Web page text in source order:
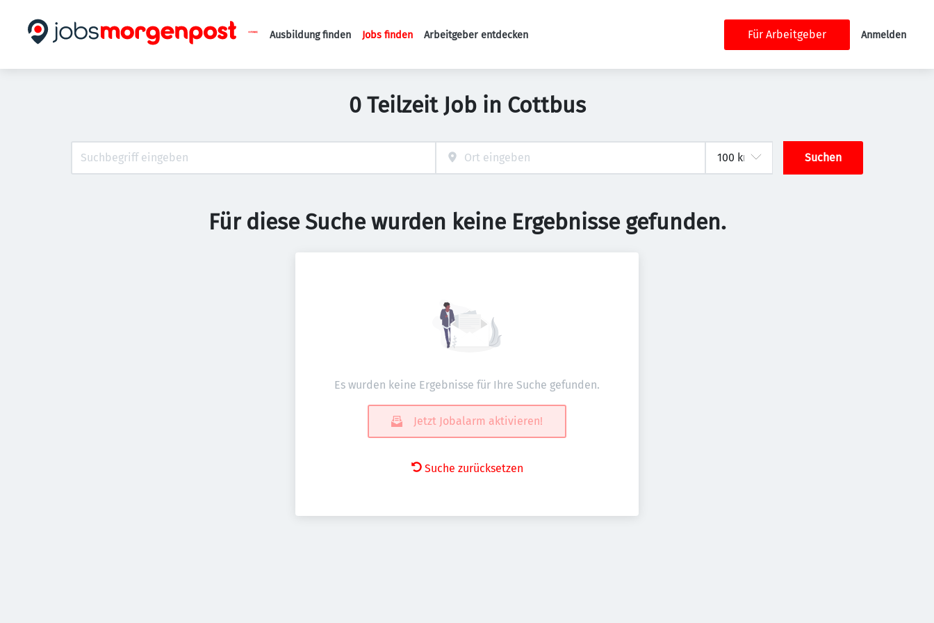
Haupt-Navigation
Ausbildung finden Jobs finden Arbeitgeber entdecken Für Arbeitgeber Anmelden
0 Teilzeit Job in Cottbus
Suchen
Für diese Suche wurden keine Ergebnisse gefunden.
Es wurden keine Ergebnisse für Ihre Suche gefunden.
Jetzt Jobalarm aktivieren!
Suche zurücksetzen